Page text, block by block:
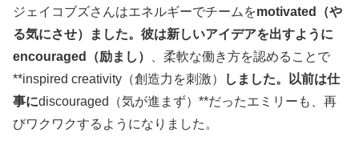
ジェイコブズさんはエネルギーでチームをmotivated（や
る気にさせ）ました。彼は新しいアイデアを出すように
encouraged（励まし）
、柔軟な働き方を認めることで
**inspired creativity（創造力を刺激）
しました。以前は仕
事にdiscouraged（気が進まず）**だったエミリーも、再
びワクワクするようになりました。